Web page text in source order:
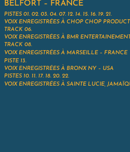
BELFORT – FRANCE
PISTES 01. 02. 03. 04. 07. 12. 14. 15. 16. 19. 21.
VOIX ENREGISTRÉES À CHOP CHOP
TRACK 06.
VOIX ENREGISTRÉES À BMR
TRACK 08.
VOIX ENREGISTRÉES À MARSEILLE – FRANCE
PISTE 13.
VOIX ENREGISTRÉES À BRONX NY – USA
PISTES 10. 11. 17. 18. 20. 22.
VOIX ENREGISTRÉES À SAINTE LUCIE,